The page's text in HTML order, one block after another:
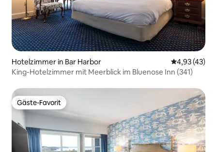
Hotelzimmer in Bar Harbor
4,93 (43)
King-Hotelzimmer mit Meerblick im Bluenose Inn (341)
Gäste-Favorit
Gäste-Favorit